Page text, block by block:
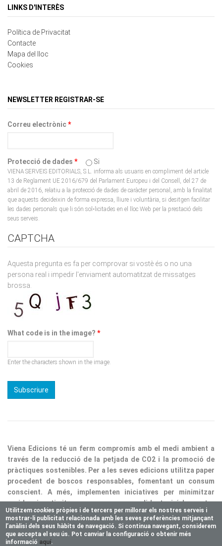
Contacte
Mapa del lloc
Cookies
Protecció de dades* Si
VIENA SERVEIS EDITORIALS, S.L. informa als usuaris en compliment del article
13 de Reglament UE 2016/679 del Parlament Europeu i del Consell, del 27 de
abril de 2016, relatiu a la protecció de dades de caràcter personal, amb la finalitat
que aquests decideixin de forma expressa, lliure i voluntària, si desitgen facilitar
les dades personals que li són sol•licitades en el lloc Web per la prestació dels
seus serveis.
persona real i impedir l'enviament automatitzat de missatges
brossa.
través de la reducció de la petjada de CO2 i la promoció de
pràctiques sostenibles. Per a les seves edicions utilitza paper
procedent de boscos responsables, fomentant un consum
conscient. A més, implementen iniciatives per minimitzar
residus i optimitzar processos, consolidant així la nostra
responsabilitat ecològica.
Copyright © 2025 Vienaeditorial.com. All rights reserved
Responsive theme, developed by easy&WEB
Utilitzemcookies pròpies i de tercers per millorar els nostres serveis i
mostrar-li publicitat relacionada amb les seves preferències mitjançant
l’anàlisi dels seus hàbits de navegació. Si continua navegant, considerem
que accepta el seu ús. Pot canviar la configuració o obtenir més
informació aquí.